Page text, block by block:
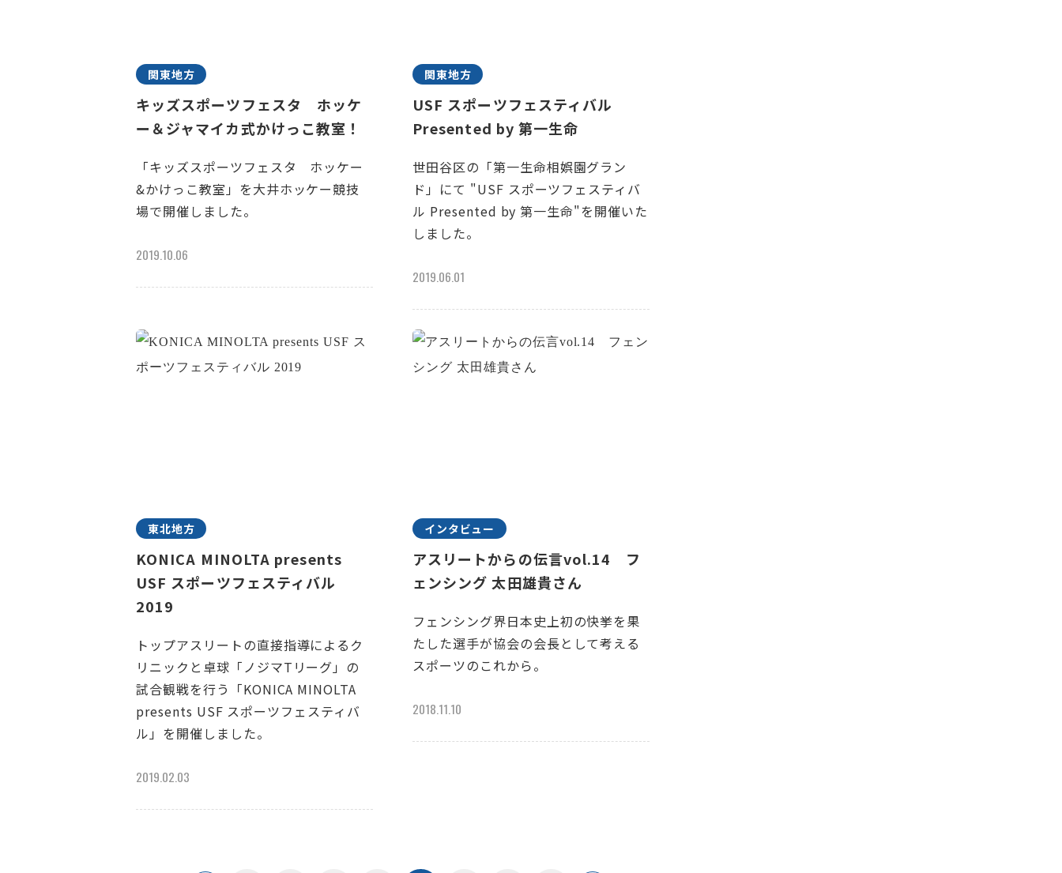
関東地方
キッズスポーツフェスタ ホッケ
ー＆ジャマイカ式かけっこ教室！
「キッズスポーツフェスタ ホッケー
&かけっこ教室」を大井ホッケー競技
場で開催しました。
2019.10.06
関東地方
USF スポーツフェスティバル
Presented by 第一生命
世田谷区の「第一生命相娯園グラン
ド」にて "USF スポーツフェスティバ
ル Presented by 第一生命"を開催いた
しました。
2019.06.01
東北地方
KONICA MINOLTA presents
USF スポーツフェスティバル
2019
トップアスリートの直接指導によるク
リニックと卓球「ノジマTリーグ」の
試合観戦を行う「KONICA MINOLTA
presents USF スポーツフェスティバ
ル」を開催しました。
2019.02.03
インタビュー
アスリートからの伝言vol.14 フ
ェンシング 太田雄貴さん
フェンシング界日本史上初の快挙を果
たした選手が協会の会長として考える
スポーツのこれから。
2018.11.10